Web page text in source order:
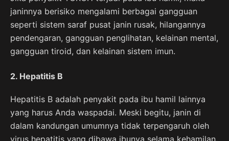
janinnya berisiko mengalami berbagai gangguan
seperti sistem saraf pusat janin rusak, hilangannya
pendengaran, gangguan penglihatan, kelainan mental,
gangguan tiroid, dan kelainan sistem imun.
2. Hepatitis B
Hepatitis B adalah penyakit pada ibu hamil lainnya
yang harus Anda waspadai. Meski begitu, janin di
dalam kandungan umumnya tidak terpengaruh oleh
virus hepatitis yang dibawa ibunya selama kehamilan.